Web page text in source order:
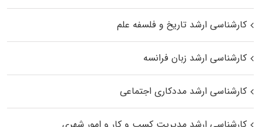
کارشناسی ارشد تاریخ و فلسفه علم
کارشناسی ارشد زبان فرانسه
کارشناسی ارشد مددکاری اجتماعی